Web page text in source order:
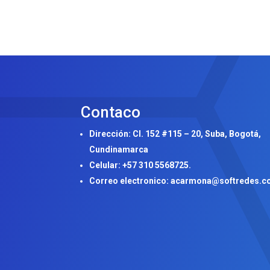
Contaco
Dirección: Cl. 152 #115 – 20, Suba, Bogotá,
Cundinamarca
Celular: +57 310 5568725.
Correo electronico: